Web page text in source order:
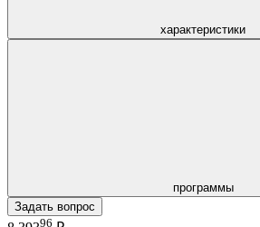
характеристики
программы
Задать вопрос
96